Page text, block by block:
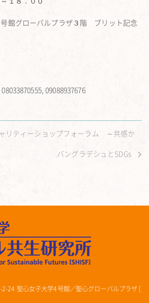
館グローバルプラザ３階 ブリット記念
09088937676
リティーショップフォーラム ～共感か
バングラデシュとSDGs
聖心女子大学4号館／聖心グローバルプラザ [